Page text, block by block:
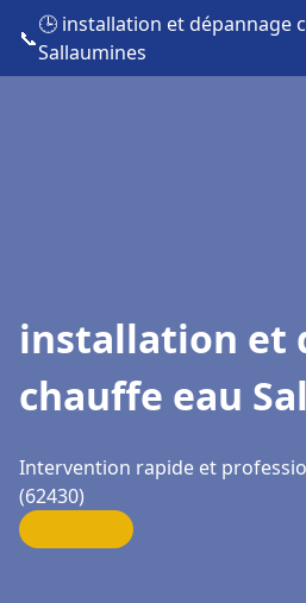
📞
🕒 installation et dépannage
Sallaumines
installation et
chauffe eau
Intervention rapide et
(62430)